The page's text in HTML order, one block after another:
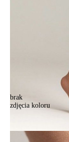
brak
zdjęcia koloru
Колготки
Колготки
23,90 zł
Kolory: